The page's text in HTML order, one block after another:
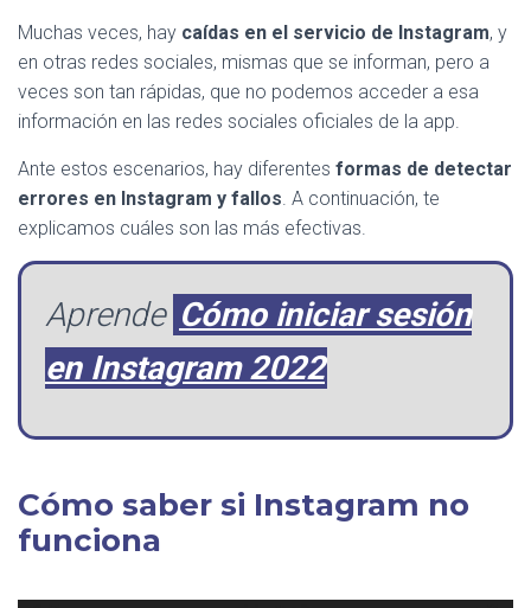
Muchas veces, hay caídas en el servicio de Instagram, y
en otras redes sociales, mismas que se informan, pero a
veces son tan rápidas, que no podemos acceder a esa
información en las redes sociales oficiales de la app.
Ante estos escenarios, hay diferentes formas de detectar
errores en Instagram y fallos. A continuación, te
explicamos cuáles son las más efectivas.
Aprende Cómo iniciar sesión
en Instagram 2022
Cómo saber si Instagram no
funciona